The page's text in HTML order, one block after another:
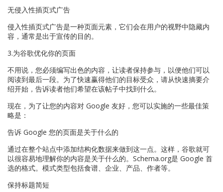
无侵入性插页式广告
侵入性插页式广告是一种页面元素，它们会在用户的视野中隐藏内
容，通常是出于宣传的目的。
3.为谷歌优化你的页面
不用说，您必须编写出色的内容，让读者保持参与，以便他们可以
阅读到最后一段。为了快速赢得他们的目标受众，请从快速摘要介
绍开始，告诉读者他们希望在该帖子中找到什么。
现在，为了让您的内容对 Google 友好，您可以实施的一些最佳策
略是：
告诉 Google 您的页面是关于什么的
通过在整个站点中添加结构化数据来做到这一点。这样，谷歌就可
以很容易地理解你的内容是关于什么的。Schema.org是 Google 首
选的格式。模式类型包括食谱、企业、产品、作者等。
保持标题简短